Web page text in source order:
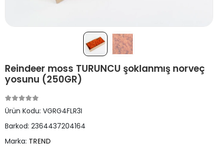
Reindeer moss TURUNCU şoklanmış norveç
yosunu (250GR)
Ürün Kodu: VGRG4FLR3I
Barkod: 2364437204164
Marka: TREND